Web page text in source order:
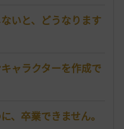
いと、どうなります
ャラクターを作成で
、卒業できません。